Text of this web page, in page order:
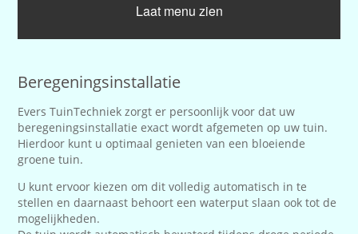
Laat menu zien
Beregeningsinstallatie
Evers TuinTechniek zorgt er persoonlijk voor dat uw
beregeningsinstallatie exact wordt afgemeten op uw tuin.
Hierdoor kunt u optimaal genieten van een bloeiende
groene tuin.
U kunt ervoor kiezen om dit volledig automatisch in te
stellen en daarnaast behoort een waterput slaan ook tot de
mogelijkheden.